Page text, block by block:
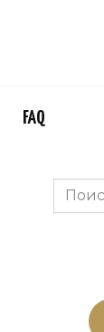
FAQ
Search
for: